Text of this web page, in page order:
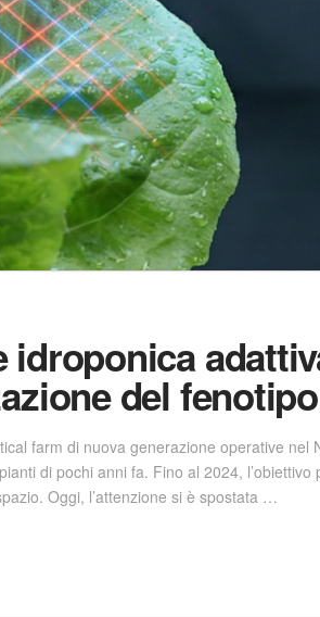
del
farm di nuova generazione operative
di pochi anni fa. Fino al 2024,
Oggi, l’attenzione si è spostata …